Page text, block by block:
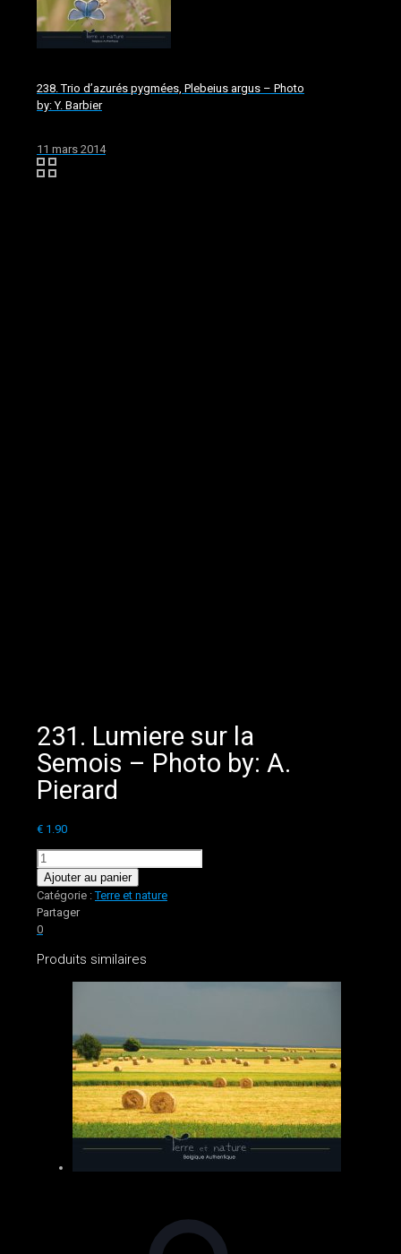
238. Trio d’azurés pygmées, Plebeius argus – Photo
by: Y. Barbier
11 mars 2014
231. Lumiere sur la
Semois – Photo by: A.
Pierard
€ 1.90
quantité
de
231.
Lumiere
sur
Semois
Ajouter au panier
Catégorie :Terre et nature
Partager
0
Produits similaires